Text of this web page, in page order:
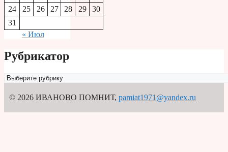
24
25 26 27 28 29
30
31
« Июл
Рубрикатор
Рубрикатор
© 2026 ИВАНОВО ПОМНИТ, pamiat1971@yandex.ru